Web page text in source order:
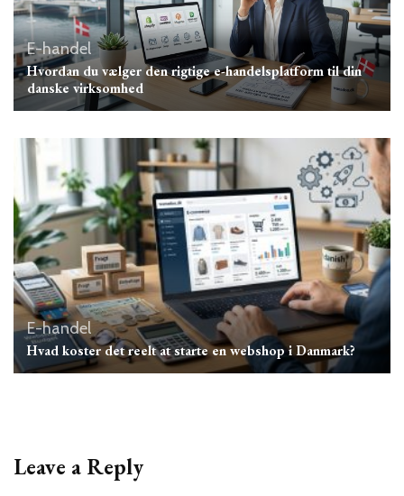
E-handel
Hvordan du vælger den rigtige e-handelsplatform til din
danske virksomhed
E-handel
Hvad koster det reelt at starte en webshop i Danmark?
Leave a Reply